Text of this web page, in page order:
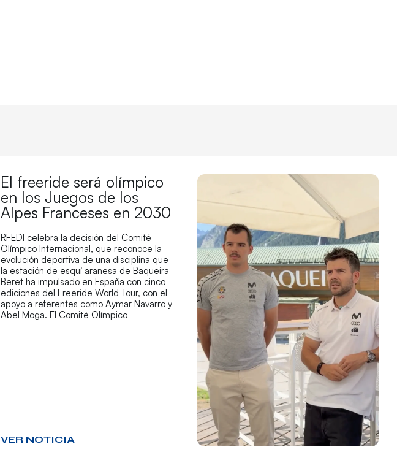
El freeride será olímpico
en los Juegos de los
Alpes Franceses en 2030
RFEDI celebra la decisión del Comité
Olímpico Internacional, que reconoce la
evolución deportiva de una disciplina que
la estación de esquí aranesa de Baqueira
Beret ha impulsado en España con cinco
ediciones del Freeride World Tour, con el
apoyo a referentes como Aymar Navarro y
Abel Moga. El Comité Olímpico
VER NOTICIA